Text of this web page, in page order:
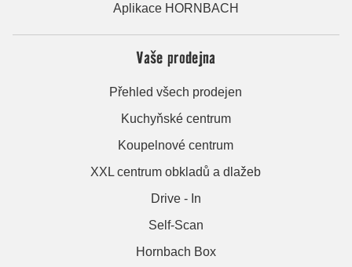
Aplikace HORNBACH
Vaše prodejna
Přehled všech prodejen
Kuchyňské centrum
Koupelnové centrum
XXL centrum obkladů a dlažeb
Drive - In
Self-Scan
Hornbach Box